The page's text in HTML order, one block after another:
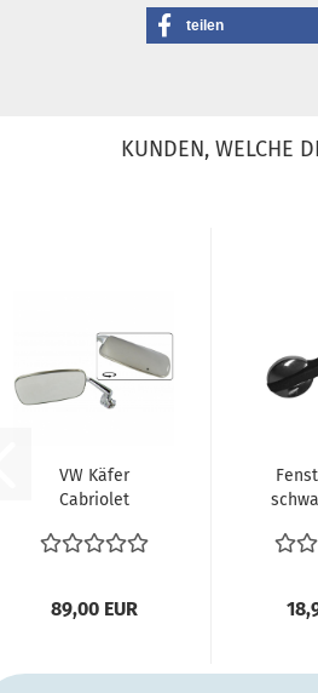
teilen
KUNDEN, WELCHE
VW Käfer
Cabriolet
Aussenspiegel
89,00 EUR